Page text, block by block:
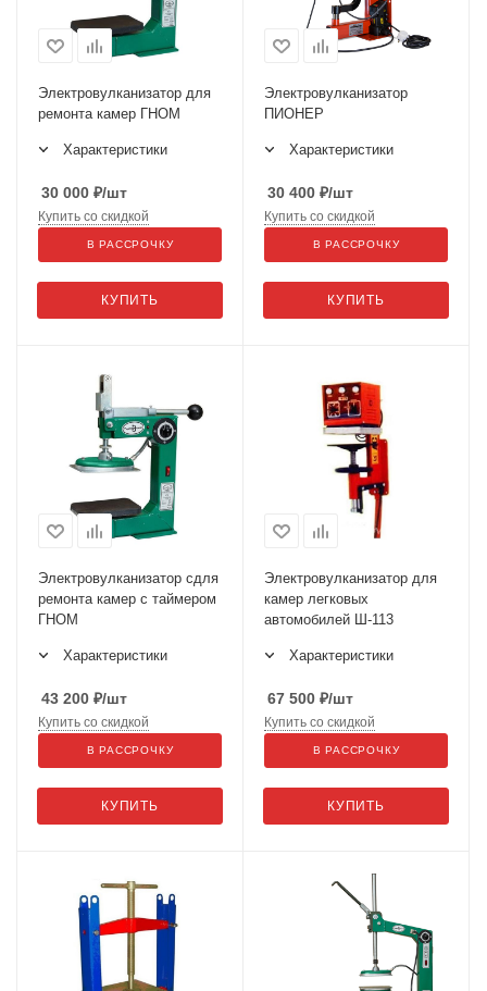
Электровулканизатор для
ремонта камер ГНОМ
Характеристики
30 000 ₽/шт
КУПИТЬ
Купить со скидкой
В РАССРОЧКУ
Электровулканизатор
ПИОНЕР
Характеристики
30 400 ₽/шт
КУПИТЬ
Купить со скидкой
В РАССРОЧКУ
Электровулканизатор сдля
ремонта камер с таймером
ГНОМ
Характеристики
43 200 ₽/шт
КУПИТЬ
Купить со скидкой
В РАССРОЧКУ
Электровулканизатор для
камер легковых
автомобилей Ш-113
Характеристики
67 500 ₽/шт
КУПИТЬ
Купить со скидкой
В РАССРОЧКУ